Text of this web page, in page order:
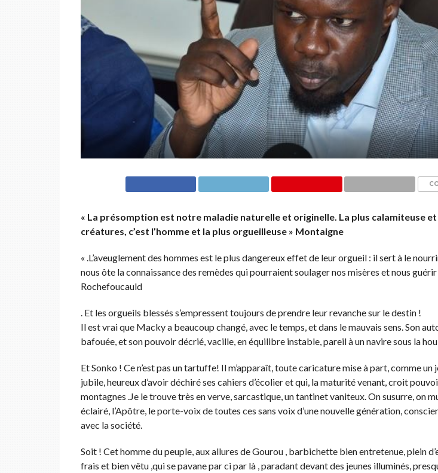
« La présomption est notre maladie naturelle et originelle. La plus calamiteuse
créatures, c’est l’homme et la plus orgueilleuse » Montaigne
« .L’aveuglement des hommes est le plus dangereux effet de leur orgueil : il sert à le
nous ôte la connaissance des remèdes qui pourraient soulager nos misères et nous
Rochefoucauld
. Et les orgueils blessés s’empressent toujours de prendre leur revanche sur le destin !
Il est vrai que Macky a beaucoup changé, avec le temps, et dans le mauvais sens. Son
bafouée, et son pouvoir décrié, vacille, en équilibre instable, pareil à un navire sous la
Et Sonko ! Ce n’est pas un tartuffe! Il m’apparaît, toute caricature mise à part, comme un
jubile, heureux d’avoir déchiré ses cahiers d’écolier et qui, la maturité venant, croit
montagnes .Je le trouve très en verve, sarcastique, un tantinet vaniteux. On susurre, on
éclairé, l’Apôtre, le porte-voix de toutes ces sans voix d’une nouvelle génération,
avec la société.
Soit ! Cet homme du peuple, aux allures de Gourou , barbichette bien entretenue, plein
frais et bien vêtu ,qui se pavane par ci par là , paradant devant des jeunes illuminés,